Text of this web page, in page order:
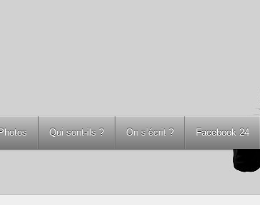
Photos Qui sont-ils ? On s’écrit ? Facebook 24